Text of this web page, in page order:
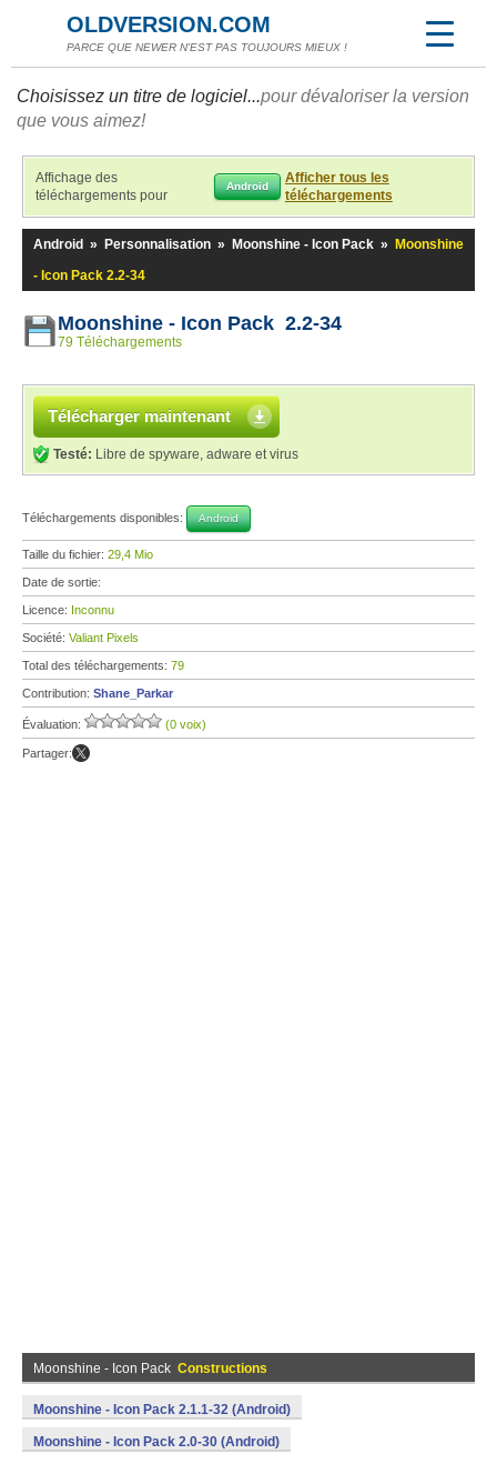
OLDVERSION.COM
PARCE QUE NEWER N'EST PAS TOUJOURS MIEUX !
Choisissez un titre de logiciel...pour dévaloriser la version
que vous aimez!
Affichage des
téléchargements pour
Android
Afficher tous les
téléchargements
Android » Personnalisation » Moonshine - Icon Pack »
Moonshine
- Icon Pack 2.2-34
Moonshine - Icon Pack 2.2-34
79 Téléchargements
Télécharger maintenant
Testé: Libre de spyware, adware et virus
Téléchargements disponibles: Android
Taille du fichier: 29,4 Mio
Date de sortie:
Licence: Inconnu
Société: Valiant Pixels
Total des téléchargements: 79
Contribution: Shane_Parkar
Évaluation: (0 voix)
Partager:
Moonshine - Icon Pack Constructions
Moonshine - Icon Pack 2.1.1-32 (Android)
Moonshine - Icon Pack 2.0-30 (Android)